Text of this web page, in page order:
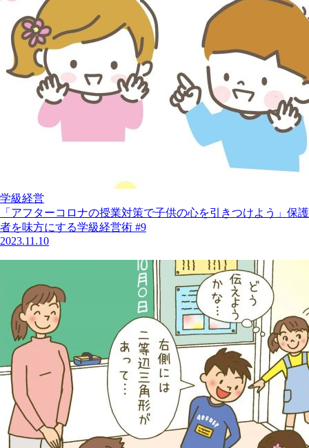
学級経営
「アフターコロナの授業対策で子供の心を引きつけよう」保護
者を味方にする学級経営術 #9
2023.11.10